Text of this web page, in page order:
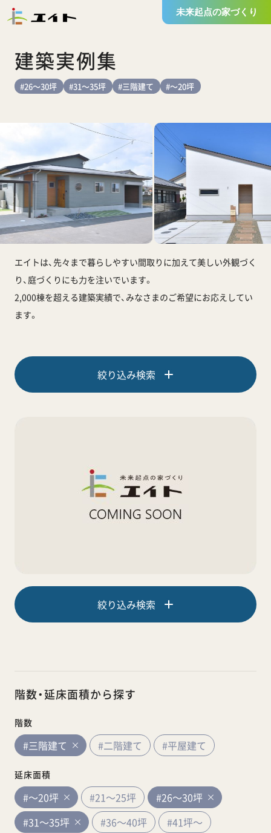
未来起点の家づくり
建築実例集
#26～30坪 #31～35坪 #三階建て #～20坪
エイトは、先々まで暮らしやすい間取りに加えて美しい外観づく
り、庭づくりにも力を注いでいます。
2,000棟を超える建築実績で、みなさまのご希望にお応えしてい
ます。
絞り込み検索
絞り込み検索
階数・延床面積から探す
階数
#三階建て #二階建て #平屋建て
延床面積
#～20坪 #21～25坪
#26～30坪
#31～35坪
#36～40坪 #41坪～